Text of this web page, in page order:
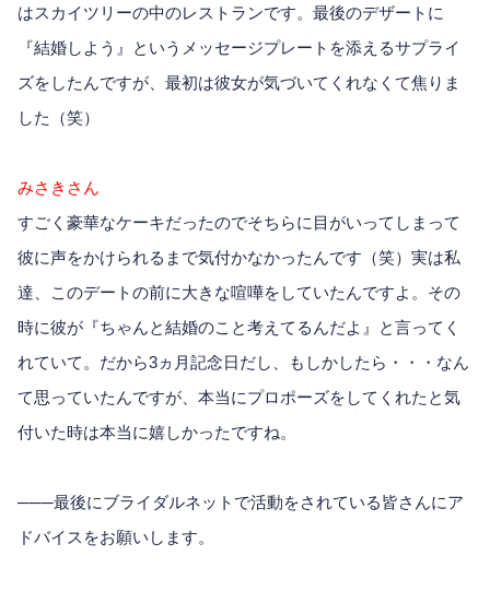
はスカイツリーの中のレストランです。最後のデザートに
『結婚しよう』というメッセージプレートを添えるサプライ
ズをしたんですが、最初は彼女が気づいてくれなくて焦りま
した（笑）
みさきさん
すごく豪華なケーキだったのでそちらに目がいってしまって
彼に声をかけられるまで気付かなかったんです（笑）実は私
達、このデートの前に大きな喧嘩をしていたんですよ。その
時に彼が『ちゃんと結婚のこと考えてるんだよ』と言ってく
れていて。だから3ヵ月記念日だし、もしかしたら・・・なん
て思っていたんですが、本当にプロポーズをしてくれたと気
付いた時は本当に嬉しかったですね。
───最後にブライダルネットで活動をされている皆さんにア
ドバイスをお願いします。